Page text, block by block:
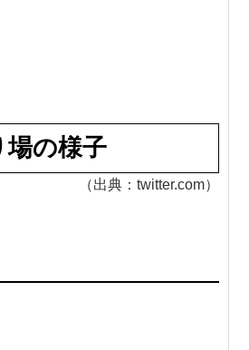
場の様子
（出典：twitter.com）